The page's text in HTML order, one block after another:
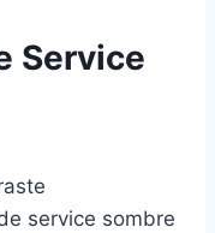
Service
service sombre